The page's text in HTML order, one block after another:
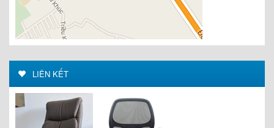
LIÊN KẾT